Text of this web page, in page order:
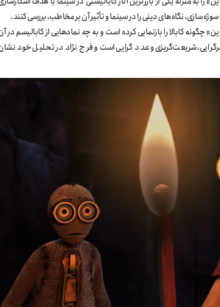
نگاه‌های دینی را در سینما و تأثیر آن بر مخاطب، بررسی کنند.
کابالا را بازنمایی کرده است و به چه نمادهایی از کابالیسم در
شریعت‌گریزی و عدد گرایی است و فرج نژاد در تحلیل خود